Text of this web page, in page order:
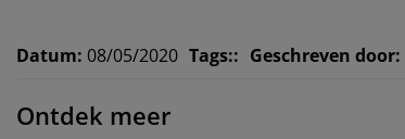
Datum: 08/05/2020 Tags:: Geschreven door:
Ontdek meer